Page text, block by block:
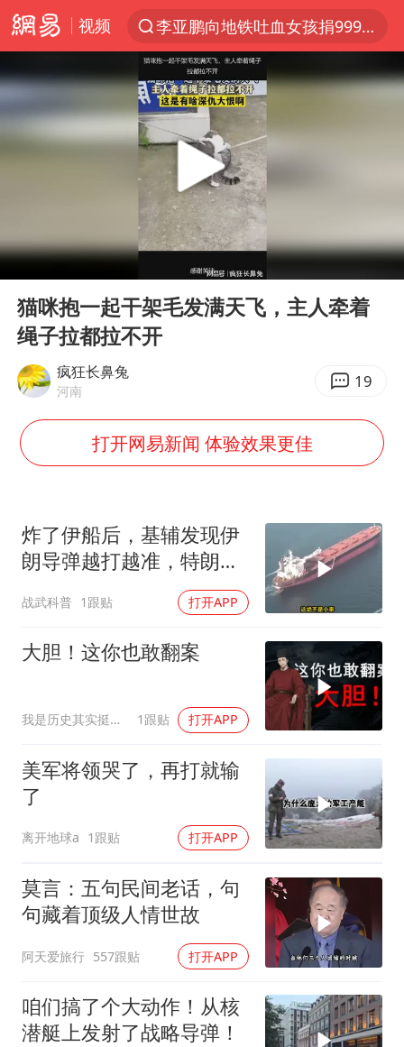
视频
李亚鹏向地铁吐血女孩捐99999元
服务提质，内需扩容有保障
官方通报传销头目出狱办书院
台风白海豚可能在浙江登陆
因凡蒂诺首次公开道歉
人贩子“梅姨”真实姓名曝光
《Monica》填词人黎彼得去世
普京宣布多项人事调整
A股创业板指低开1.78%
蜜雪冰城员工抽烟收银 门店现已停业
陕西柞水遭遇暴雨五千余户群众转移
董路致歉：泰国10岁黑人父母是伪造的
坚持党全面领导和党中央集中统一领导
Play
00:00 00:14
猫咪抱一起干架毛发满天飞，主人牵着
绳子拉都拉不开
疯狂长鼻兔
河南 19
打开网易新闻 体验效果更佳
炸了伊船后，基辅发现伊
朗导弹越打越准，特朗普
战武科普 1跟贴 打开APP
大胆！这你也敢翻案
我是历史其实挺有趣 1跟贴 打开APP
美军将领哭了，再打就输
了
离开地球a 1跟贴 打开APP
莫言：五句民间老话，句
句藏着顶级人情世故
阿天爱旅行 557跟贴 打开APP
咱们搞了个大动作！从核
潜艇上发射了战略导弹！